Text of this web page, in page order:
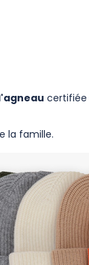
certifiée
la famille.